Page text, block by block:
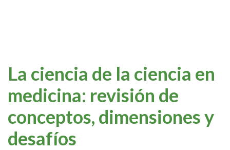
La ciencia de la ciencia en
medicina: revisión de
conceptos, dimensiones y
desafíos